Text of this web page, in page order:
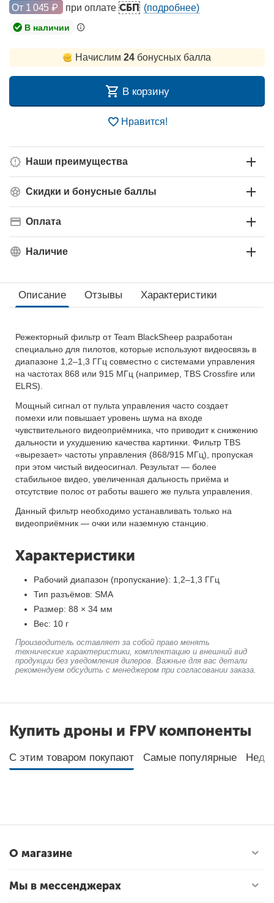
От 1 045 ₽ при оплате СБП (подробнее)
В наличии
Начислим 24 бонусных балла
В корзину
Нравится!
Наши преимущества
Скидки и бонусные баллы
Оплата
Наличие
Описание Отзывы Характеристики
Режекторный фильтр от Team BlackSheep разработан
специально для пилотов, которые используют видеосвязь в
диапазоне 1,2–1,3 ГГц совместно с системами управления
на частотах 868 или 915 МГц (например, TBS Crossfire или
ELRS).
Мощный сигнал от пульта управления часто создает
помехи или повышает уровень шума на входе
чувствительного видеоприёмника, что приводит к снижению
дальности и ухудшению качества картинки. Фильтр TBS
«вырезает» частоты управления (868/915 МГц), пропуская
при этом чистый видеосигнал. Результат — более
стабильное видео, увеличенная дальность приёма и
отсутствие полос от работы вашего же пульта управления.
Данный фильтр необходимо устанавливать только на
видеоприёмник — очки или наземную станцию.
Характеристики
Рабочий диапазон (пропускание): 1,2–1,3 ГГц
Тип разъёмов: SMA
Размер: 88 × 34 мм
Вес: 10 г
Производитель оставляет за собой право менять
технические характеристики, комплектацию и внешний вид
продукции без уведомления дилеров. Важные для вас детали
рекомендуем обсудить с менеджером при согласовании заказа.
Купить дроны и FPV компоненты
С этим товаром покупают Самые популярные
О магазине
Мы в мессенджерах